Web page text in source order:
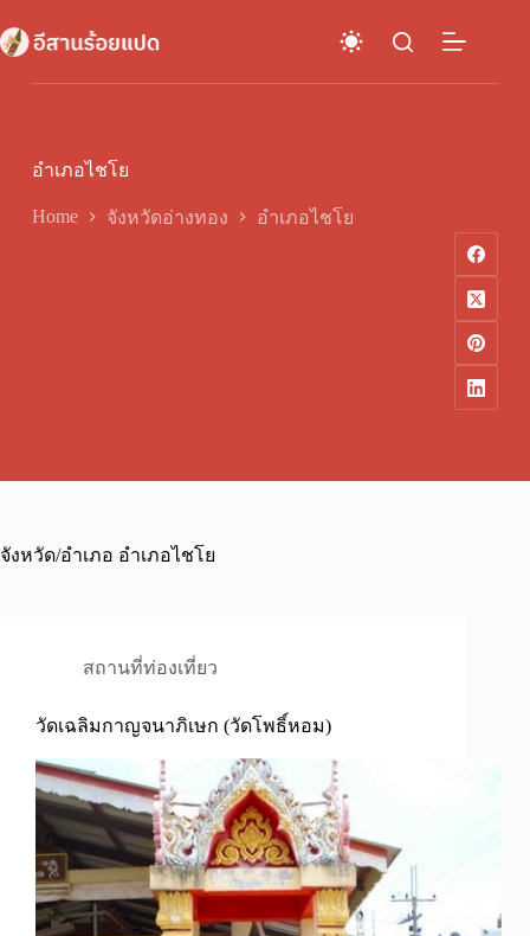
to
content
อำเภอไชโย
Home จังหวัดอ่างทอง อำเภอไชโย
จังหวัด/อำเภอ อำเภอไชโย
สถานที่ท่องเที่ยว
วัดเฉลิมกาญจนาภิเษก (วัดโพธิ์หอม)